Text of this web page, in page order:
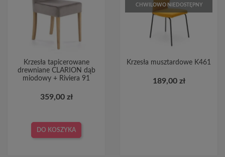
Krzesła tapicerowane
drewniane CLARION dąb
miodowy + Riviera 91
359,00 zł
DO KOSZYKA
CHWILOWO NIEDOSTĘPNY
Krzesła musztardowe K461
189,00 zł